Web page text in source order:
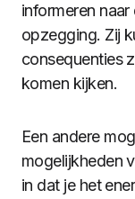
informeren
opzegging. Zij
consequenties
komen kijken.
Een andere
mogelijkheden
in dat je het